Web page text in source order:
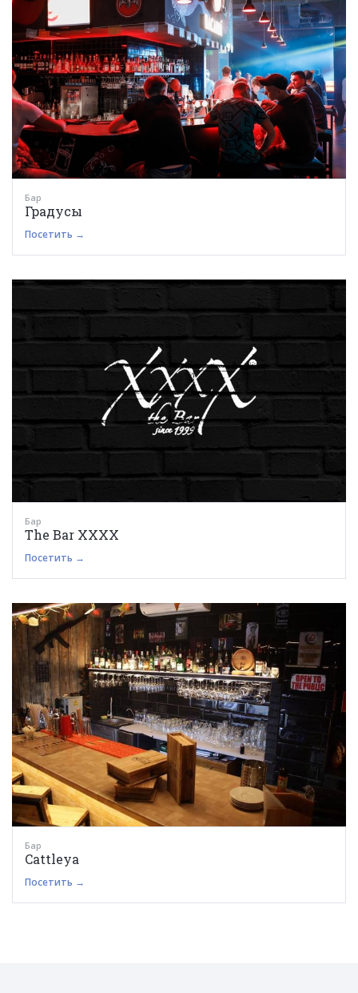
Бар
Градусы
Посетить →
Бар
The Bar XXXX
Посетить →
Бар
Cattleya
Посетить →